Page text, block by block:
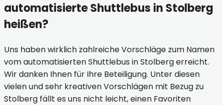
automatisierte Shuttlebus in Stolberg
heißen?
Uns haben wirklich zahlreiche Vorschläge zum Namen
vom automatisierten Shuttlebus in Stolberg erreicht.
Wir danken Ihnen für Ihre Beteiligung. Unter diesen
vielen und sehr kreativen Vorschlägen mit Bezug zu
Stolberg fällt es uns nicht leicht, einen Favoriten